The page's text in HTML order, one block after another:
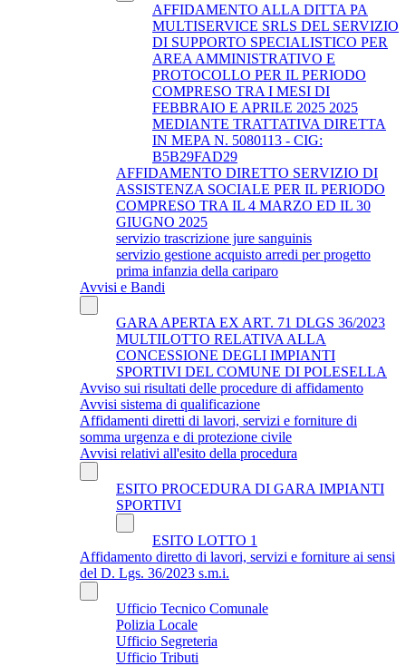
AFFIDAMENTO ALLA DITTA PA
MULTISERVICE SRLS DEL SERVIZIO
DI SUPPORTO SPECIALISTICO PER
AREA AMMINISTRATIVO E
PROTOCOLLO PER IL PERIODO
COMPRESO TRA I MESI DI
FEBBRAIO E APRILE 2025 2025
MEDIANTE TRATTATIVA DIRETTA
IN MEPA N. 5080113 - CIG:
B5B29FAD29
AFFIDAMENTO DIRETTO SERVIZIO DI
ASSISTENZA SOCIALE PER IL PERIODO
COMPRESO TRA IL 4 MARZO ED IL 30
GIUGNO 2025
servizio trascrizione jure sanguinis
servizio gestione acquisto arredi per progetto
prima infanzia della cariparo
Avvisi e Bandi
GARA APERTA EX ART. 71 DLGS 36/2023
MULTILOTTO RELATIVA ALLA
CONCESSIONE DEGLI IMPIANTI
SPORTIVI DEL COMUNE DI POLESELLA
Avviso sui risultati delle procedure di affidamento
Avvisi sistema di qualificazione
Affidamenti diretti di lavori, servizi e forniture di
somma urgenza e di protezione civile
Avvisi relativi all'esito della procedura
ESITO PROCEDURA DI GARA IMPIANTI
SPORTIVI
ESITO LOTTO 1
Affidamento diretto di lavori, servizi e forniture ai sensi
del D. Lgs. 36/2023 s.m.i.
Ufficio Tecnico Comunale
Polizia Locale
Ufficio Segreteria
Ufficio Tributi